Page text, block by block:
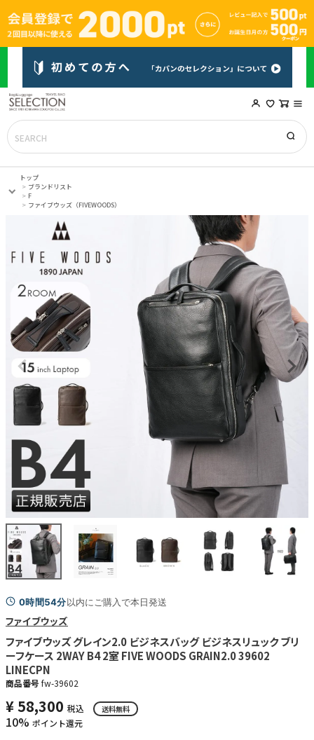
トップ
ブランドリスト
F
ファイブウッズ（FIVEWOODS）
0時間54分以内にご購入で本日発送
ファイブウッズ
ファイブウッズ グレイン2.0 ビジネスバッグ ビジネスリュック ブリ
ーフケース 2WAY B4 2室 FIVE WOODS GRAIN2.0 39602
LINECPN
商品番号 fw-39602
¥58,300 税込 送料無料
10% ポイント還元